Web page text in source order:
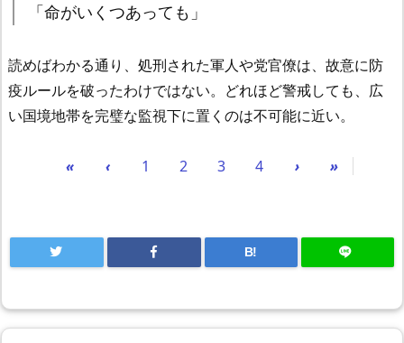
「命がいくつあっても」
読めばわかる通り、処刑された軍人や党官僚は、故意に防
疫ルールを破ったわけではない。どれほど警戒しても、広
い国境地帯を完璧な監視下に置くのは不可能に近い。
« ‹ 1 2 3 4 › »
B!